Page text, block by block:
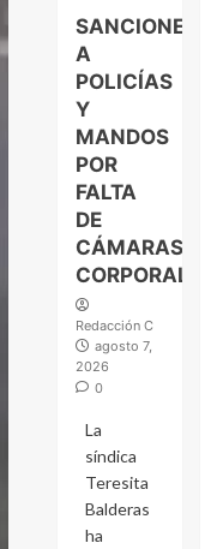
SANCIONES
A
POLICÍAS
Y
MANDOS
POR
FALTA
DE
CÁMARAS
CORPORALES
Redacción C
agosto 7,
2026
0
La
síndica
Teresita
Balderas
ha